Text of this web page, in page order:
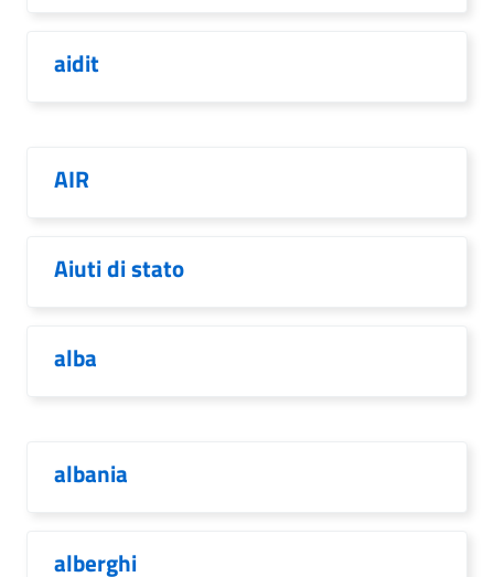
aidit
AIR
Aiuti di stato
alba
albania
alberghi